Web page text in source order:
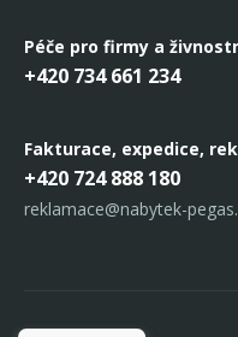
Péče pro firmy a
+420 734 661 234
Fakturace, expedice,
+420 724 888 180
reklamace@nabytek-